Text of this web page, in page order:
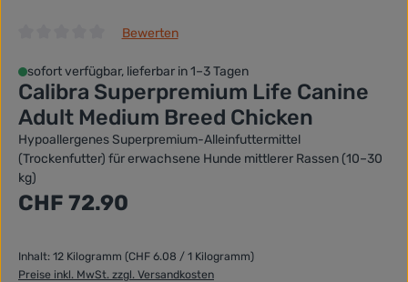
Bewerten
sofort verfügbar, lieferbar in 1–3 Tagen
Calibra Superpremium Life Canine
Adult Medium Breed Chicken
Hypoallergenes Superpremium-Alleinfuttermittel
(Trockenfutter) für erwachsene Hunde mittlerer Rassen (10–30
kg)
Regulärer Preis:
CHF 72.90
Inhalt: 12 Kilogramm (CHF 6.08 / 1 Kilogramm)
Preise inkl. MwSt. zzgl. Versandkosten